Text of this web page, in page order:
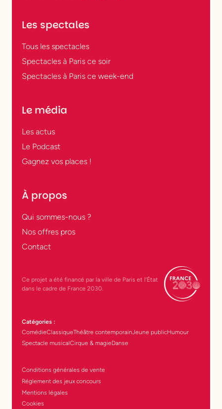
Les spectales
Tous les spectacles
Spectacles à Paris ce soir
Spectacles à Paris ce week-end
Le média
Les actus
Le Podcast
Gagnez vos places !
À propos
Qui sommes-nous ?
Nos offres pros
Contact
Ce projet a été financé par la ville de Paris et l’État
dans le cadre de France 2030.
Catégories :
ComédieClassiqueThéâtre contemporainJeune publicHumour
Spectacle musicalCirque & magieDanse
Conditions générales de vente
Réglement des jeux concours
Mentions légales
Cookies